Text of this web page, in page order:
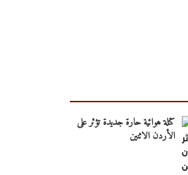
كتلة هوائية حارة جديدة تؤثر على
الأردن الاثنين